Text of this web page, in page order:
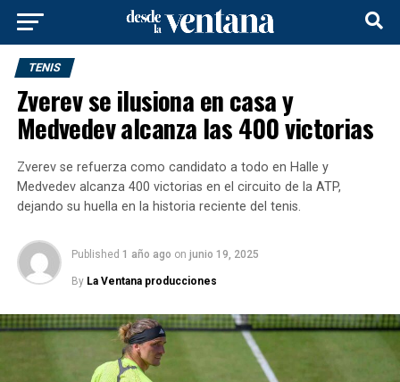
TENIS
Zverev se ilusiona en casa y
Medvedev alcanza las 400 victorias
Zverev se refuerza como candidato a todo en Halle y
Medvedev alcanza 400 victorias en el circuito de la ATP,
dejando su huella en la historia reciente del tenis.
Published 1 año ago on junio 19, 2025
By La Ventana producciones